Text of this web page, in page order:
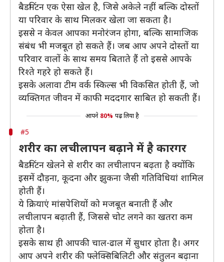
बैडमिंटन एक ऐसा खेल है, जिसे अकेले नहीं बल्कि दोस्तों
या परिवार के साथ मिलकर खेला जा सकता है।
इससे न केवल आपका मनोरंजन होगा, बल्कि सामाजिक
संबंध भी मजबूत हो सकते हैं। जब आप अपने दोस्तों या
परिवार वालों के साथ समय बिताते हैं तो इससे आपके
रिश्ते गहरे हो सकते हैं।
इसके अलावा टीम वर्क स्किल्स भी विकसित होती हैं, जो
व्यक्तिगत जीवन में काफी मददगार साबित हो सकती हैं।
आपने 80% पढ़ लिया है
#5
शरीर का लचीलापन बढ़ाने में है कारगर
बैडमिंटन खेलने से शरीर का लचीलापन बढ़ता है क्योंकि
इसमें दौड़ना, कूदना और झुकना जैसी गतिविधियां शामिल
होती हैं।
ये क्रियाएं मांसपेशियों को मजबूत बनाती हैं और
लचीलापन बढ़ाती हैं, जिससे चोट लगने का खतरा कम
होता है।
इसके साथ ही आपकी चाल-ढाल में सुधार होता है। अगर
आप अपने शरीर की फ्लेक्सिबिलिटी और संतुलन बढ़ाना